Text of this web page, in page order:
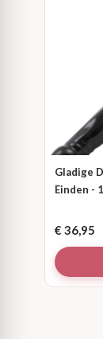
Gladige
Einden -
€ 36,95